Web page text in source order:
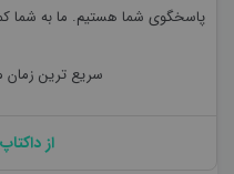
پاسخگوی شما هستیم. ما به شما
سریع ترین زمان
از